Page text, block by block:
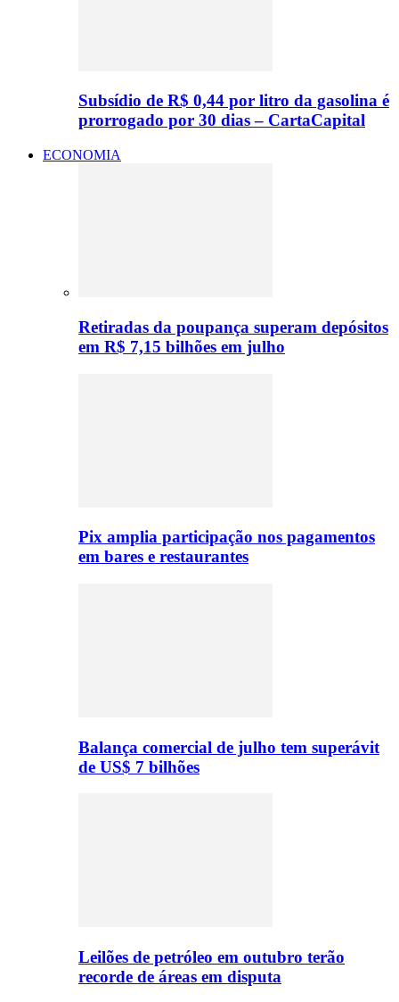
Subsídio de R$ 0,44 por litro da gasolina é
prorrogado por 30 dias – CartaCapital
ECONOMIA
Retiradas da poupança superam depósitos
em R$ 7,15 bilhões em julho
Pix amplia participação nos pagamentos
em bares e restaurantes
Balança comercial de julho tem superávit
de US$ 7 bilhões
Leilões de petróleo em outubro terão
recorde de áreas em disputa